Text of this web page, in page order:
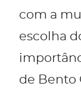
com a
escolha
de Bento